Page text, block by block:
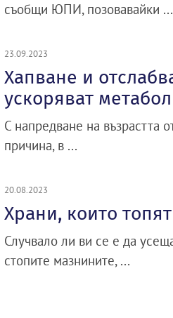
съобщи ЮПИ, позовавайки ...
23.09.2023
Хапване и
ускоряват
С напредване на възрастта
причина, в ...
20.08.2023
Храни, които
Случвало ли ви се е да
стопите мазнините, ...